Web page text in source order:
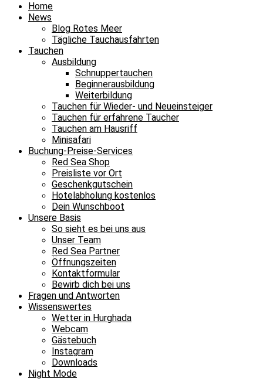
Home
News
Blog Rotes Meer
Tägliche Tauchausfahrten
Tauchen
Ausbildung
Schnuppertauchen
Beginnerausbildung
Weiterbildung
Tauchen für Wieder- und Neueinsteiger
Tauchen für erfahrene Taucher
Tauchen am Hausriff
Minisafari
Buchung-Preise-Services
Red Sea Shop
Preisliste vor Ort
Geschenkgutschein
Hotelabholung kostenlos
Dein Wunschboot
Unsere Basis
So sieht es bei uns aus
Unser Team
Red Sea Partner
Öffnungszeiten
Kontaktformular
Bewirb dich bei uns
Fragen und Antworten
Wissenswertes
Wetter in Hurghada
Webcam
Gästebuch
Instagram
Downloads
Night Mode